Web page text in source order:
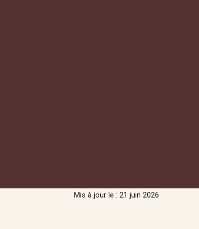
Mis à jour le : 21 juin 2026